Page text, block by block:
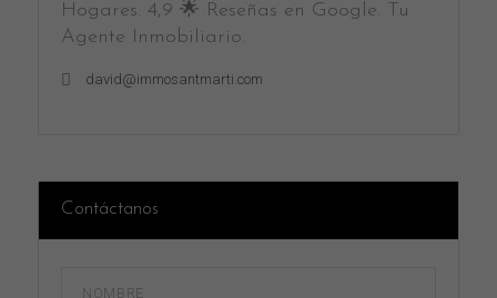
Hogares. 4,9 🌟 Reseñas en Google. Tu
Agente Inmobiliario.
david@immosantmarti.com
Contáctanos